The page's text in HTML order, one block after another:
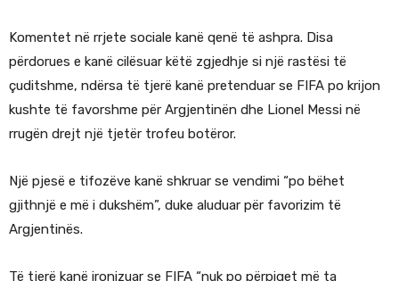
Komentet në rrjete sociale kanë qenë të ashpra. Disa
përdorues e kanë cilësuar këtë zgjedhje si një rastësi të
çuditshme, ndërsa të tjerë kanë pretenduar se FIFA po krijon
kushte të favorshme për Argjentinën dhe Lionel Messi në
rrugën drejt një tjetër trofeu botëror.
Një pjesë e tifozëve kanë shkruar se vendimi “po bëhet
gjithnjë e më i dukshëm”, duke aluduar për favorizim të
Argjentinës.
Të tjerë kanë ironizuar se FIFA “nuk po përpiqet më ta